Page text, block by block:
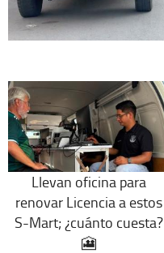
Llevan oficina para
renovar Licencia a estos
S-Mart; ¿cuánto cuesta?
🎦